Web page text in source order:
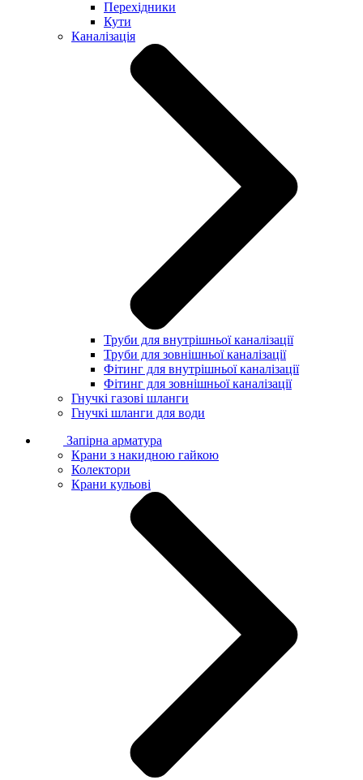
Перехідники
Кути
Каналізація
Труби для внутрішньої каналізації
Труби для зовнішньої каналізації
Фітинг для внутрішньої каналізації
Фітинг для зовнішньої каналізації
Гнучкі газові шланги
Гнучкі шланги для води
Запірна арматура
Крани з накидною гайкою
Колектори
Крани кульові